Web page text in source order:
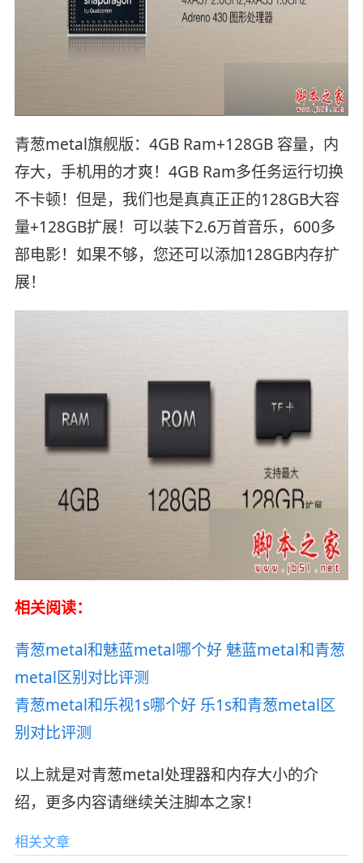
青葱metal旗舰版：4GB Ram+128GB 容量，内
存大，手机用的才爽！4GB Ram多任务运行切换
不卡顿！但是，我们也是真真正正的128GB大容
量+128GB扩展！可以装下2.6万首音乐，600多
部电影！如果不够，您还可以添加128GB内存扩
展！
相关阅读：
青葱metal和魅蓝metal哪个好 魅蓝metal和青葱
metal区别对比评测
青葱metal和乐视1s哪个好 乐1s和青葱metal区
别对比评测
以上就是对青葱metal处理器和内存大小的介
绍，更多内容请继续关注脚本之家！
相关文章